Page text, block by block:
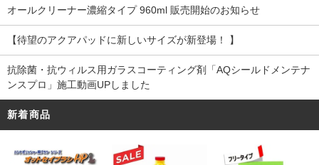
オールクリーナー濃縮タイプ 960ml 販売開始のお知らせ
【待望のアクアパッドに新しいサイズが新登場！ 】
抗除菌・抗ウィルス用ガラスコーティング剤「AQシールドメンテナ
ンスプロ」施工動画UPしました
新着商品